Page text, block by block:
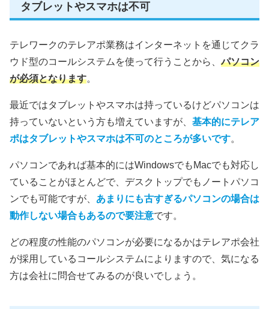
タブレットやスマホは不可
テレワークのテレアポ業務はインターネットを通じてクラ
ウド型のコールシステムを使って行うことから、パソコン
が必須となります。
最近ではタブレットやスマホは持っているけどパソコンは
持っていないという方も増えていますが、 基本的にテレア
ポはタブレットやスマホは不可のところが多いです。
パソコンであれば基本的にはWindowsでもMacでも対応し
ていることがほとんどで、デスクトップでもノートパソコ
ンでも可能ですが、 あまりにも古すぎるパソコンの場合は
動作しない場合もあるので要注意です。
どの程度の性能のパソコンが必要になるかはテレアポ会社
が採用しているコールシステムによりますので、気になる
方は会社に問合せてみるのが良いでしょう。